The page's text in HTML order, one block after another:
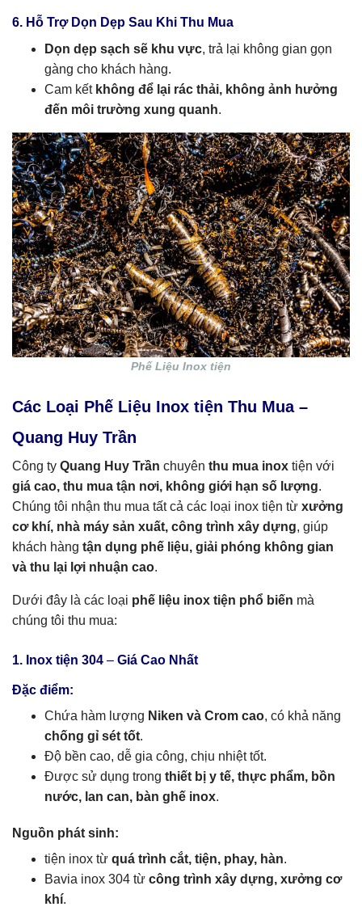
6. Hỗ Trợ Dọn Dẹp Sau Khi Thu Mua
Dọn dẹp sạch sẽ khu vực, trả lại không gian gọn
gàng cho khách hàng.
Cam kết không để lại rác thải, không ảnh hưởng
đến môi trường xung quanh.
Phế Liệu Inox tiện
Các Loại Phế Liệu Inox tiện Thu Mua –
Quang Huy Trần
Công ty Quang Huy Trần chuyên thu mua inox tiện với
giá cao, thu mua tận nơi, không giới hạn số lượng.
Chúng tôi nhận thu mua tất cả các loại inox tiện từ xưởng
cơ khí, nhà máy sản xuất, công trình xây dựng, giúp
khách hàng tận dụng phế liệu, giải phóng không gian
và thu lại lợi nhuận cao.
Dưới đây là các loại phế liệu inox tiện phổ biến mà
chúng tôi thu mua:
1. Inox tiện 304 – Giá Cao Nhất
Đặc điểm:
Chứa hàm lượng Niken và Crom cao, có khả năng
chống gỉ sét tốt.
Độ bền cao, dễ gia công, chịu nhiệt tốt.
Được sử dụng trong thiết bị y tế, thực phẩm, bồn
nước, lan can, bàn ghế inox.
Nguồn phát sinh:
tiện inox từ quá trình cắt, tiện, phay, hàn.
Bavia inox 304 từ công trình xây dựng, xưởng cơ
khí.